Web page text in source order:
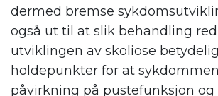
dermed bremse
også ut til at slik behandling
utviklingen av skoliose
holdepunkter for at
påvirkning på pustefunksjon